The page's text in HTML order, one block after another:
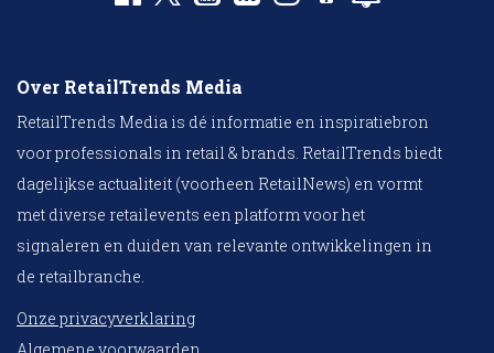
Over RetailTrends Media
RetailTrends Media is dé informatie en inspiratiebron
voor professionals in retail & brands. RetailTrends biedt
dagelijkse actualiteit (voorheen RetailNews) en vormt
met diverse retailevents een platform voor het
signaleren en duiden van relevante ontwikkelingen in
de retailbranche.
Onze privacyverklaring
Algemene voorwaarden